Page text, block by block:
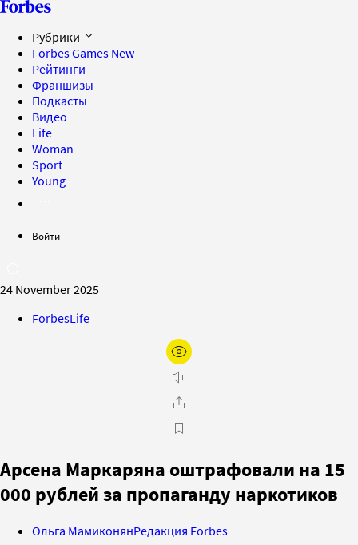
Рубрики
Forbes Games New
Рейтинги
Франшизы
Подкасты
Видео
Life
Woman
Sport
Young
Войти
24 November 2025
ForbesLife
Арсена Маркаряна оштрафовали на 15
000 рублей за пропаганду наркотиков
Ольга МамиконянРедакция Forbes